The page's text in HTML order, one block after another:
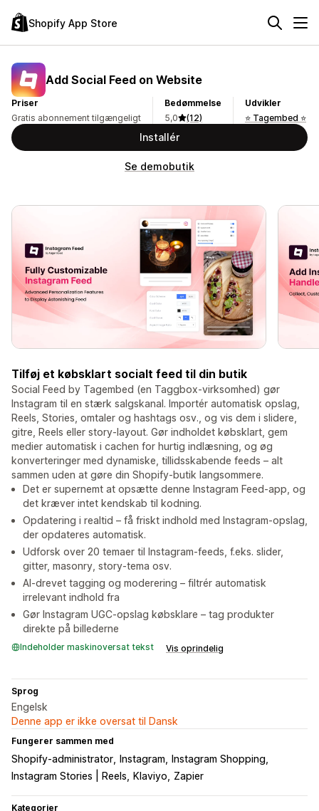
Shopify App Store
Add Social Feed on Website
Priser
Gratis abonnement tilgængeligt
Bedømmelse
5,0
(12)
Udvikler
⭐ Tagembed ⭐
Installér
Se demobutik
Tilføj et købsklart socialt feed til din butik
Social Feed by Tagembed (en Taggbox-virksomhed) gør
Instagram til en stærk salgskanal. Importér automatisk opslag,
Reels, Stories, omtaler og hashtags osv., og vis dem i slidere,
gitre, Reels eller story-layout. Gør indholdet købsklart, gem
medier automatisk i cachen for hurtig indlæsning, og øg
konverteringer med dynamiske, tillidsskabende feeds – alt
sammen uden at gøre din Shopify-butik langsommere.
Det er supernemt at opsætte denne Instagram Feed-app, og
det kræver intet kendskab til kodning.
Opdatering i realtid – få friskt indhold med Instagram-opslag,
der opdateres automatisk.
Udforsk over 20 temaer til Instagram-feeds, f.eks. slider,
gitter, masonry, story-tema osv.
AI-drevet tagging og moderering – filtrér automatisk
irrelevant indhold fra
Gør Instagram UGC-opslag købsklare – tag produkter
direkte på billederne
Indeholder maskinoversat tekst Vis oprindelig
Sprog
Engelsk
Denne app er ikke oversat til Dansk
Fungerer sammen med
Shopify-administrator Instagram
Instagram Shopping
Instagram Stories | Reels
Klaviyo Zapier
Kategorier